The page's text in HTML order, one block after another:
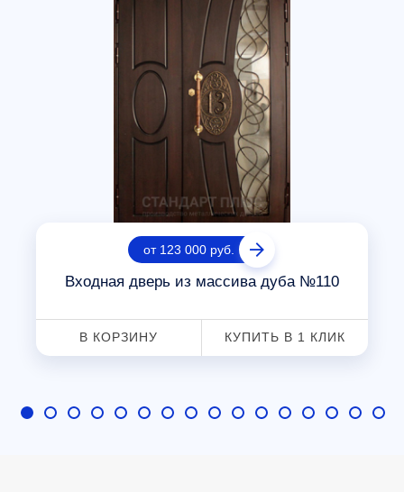
от 123 000 руб.
Входная дверь из массива дуба №110
В КОРЗИНУ КУПИТЬ В 1 КЛИК